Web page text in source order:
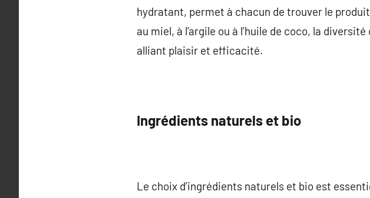
hydratant, permet à chacun de trouver le
au miel, à l’argile ou à l’huile de coco, la
alliant plaisir et efficacité.
Ingrédients naturels et bio
Le choix d’ingrédients naturels et bio est